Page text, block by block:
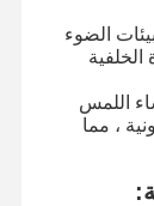
حولنا
الضوء
اللمس
، مما